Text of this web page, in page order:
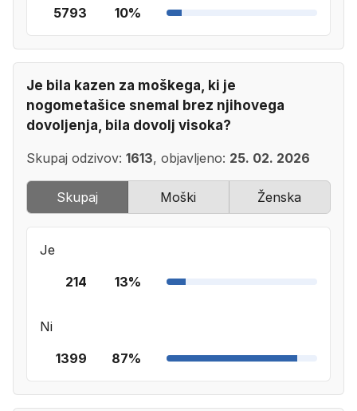
5793
10%
Je bila kazen za moškega, ki je
nogometašice snemal brez njihovega
dovoljenja, bila dovolj visoka?
Skupaj odzivov: 1613, objavljeno: 25. 02. 2026
Skupaj Moški Ženska
Je
214
13%
Ni
1399
87%